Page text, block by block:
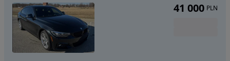
41 000 PLN